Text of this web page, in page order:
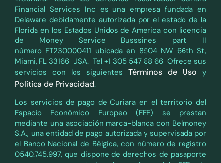
Financial Services Inc es una empresa fundada en
Delaware debidamente autorizada por el estado de la
Florida en los Estados Unidos de America con licencia
de Money Service Busssines part II
número FT230000411 ubicada en 8504 NW 66th St,
Miami, FL 33166 USA. Tel +1 305 547 88 66 Ofrece sus
servicios con los siguientes Términos de Uso y
Política de Privacidad.
Los servicios de pago de Curiara en el territorio del
Espacio Económico Europeo (EEE) se prestan
mediante una asociación marca-blanca con Belmoney
S.A., una entidad de pago autorizada y supervisada por
el Banco Nacional de Bélgica, con número de registro
0540.745.997, que dispone de derechos de pasaporte